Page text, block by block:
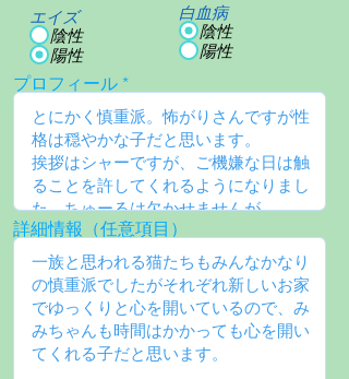
エイズ
陰性
陽性
白血病
陰性
陽性
プロフィール
詳細情報（任意項目）